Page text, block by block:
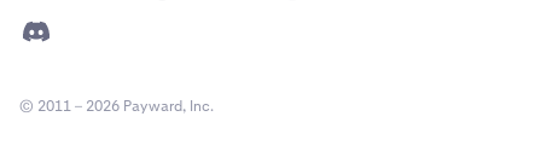
© 2011 – 2026 Payward, Inc.